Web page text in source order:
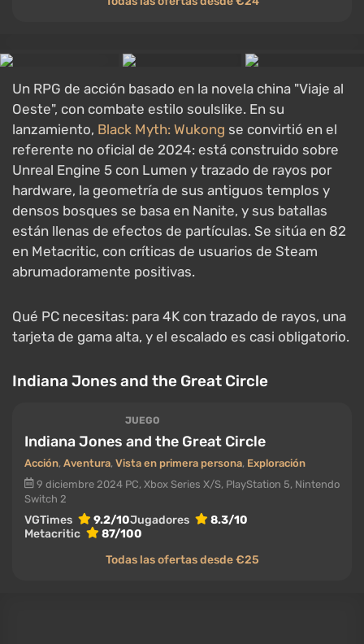
Un RPG de acción basado en la novela china "Viaje al
Oeste", con combate estilo soulslike. En su
lanzamiento, Black Myth: Wukong se convirtió en el
referente no oficial de 2024: está construido sobre
Unreal Engine 5 con Lumen y trazado de rayos por
hardware, la geometría de sus antiguos templos y
densos bosques se basa en Nanite, y sus batallas
están llenas de efectos de partículas. Se sitúa en 82
en Metacritic, con críticas de usuarios de Steam
abrumadoramente positivas.
Qué PC necesitas: para 4K con trazado de rayos, una
tarjeta de gama alta, y el escalado es casi obligatorio.
Indiana Jones and the Great Circle
JUEGO
Indiana Jones and the Great Circle
Acción, Aventura, Vista en primera persona, Exploración
9 diciembre 2024 PC, Xbox Series X/S, PlayStation 5, Nintendo
Switch 2
VGTimes 9.2/10Jugadores
8.3/10
Metacritic
87/100
Todas las ofertas desde €25